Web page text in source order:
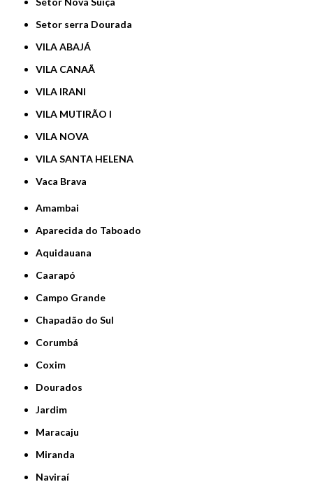
Setor serra Dourada
VILA ABAJÁ
VILA CANAÃ
VILA IRANI
VILA MUTIRÃO I
VILA NOVA
VILA SANTA HELENA
Vaca Brava
Amambai
Aparecida do Taboado
Aquidauana
Caarapó
Campo Grande
Chapadão do Sul
Corumbá
Coxim
Dourados
Jardim
Maracaju
Miranda
Naviraí